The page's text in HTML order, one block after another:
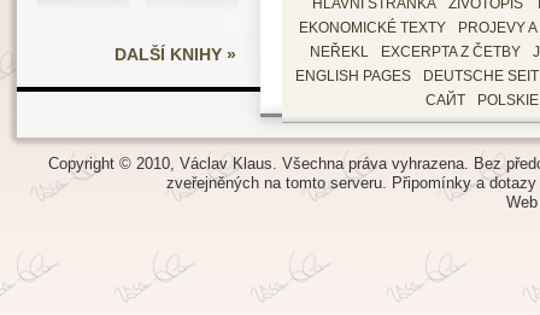
DALŠÍ KNIHY »
HLAVNÍ STRÁNKA ŽIVOTOPIS
EKONOMICKÉ TEXTY
PROJEVY
NEŘEKL
EXCERPTA Z ČETBY
ENGLISH PAGES
DEUTSCHE
САЙТ
Copyright © 2010, Václav Klaus. Všechna práva vyhrazena. Bez
zveřejněných na tomto serveru. Připomínky a